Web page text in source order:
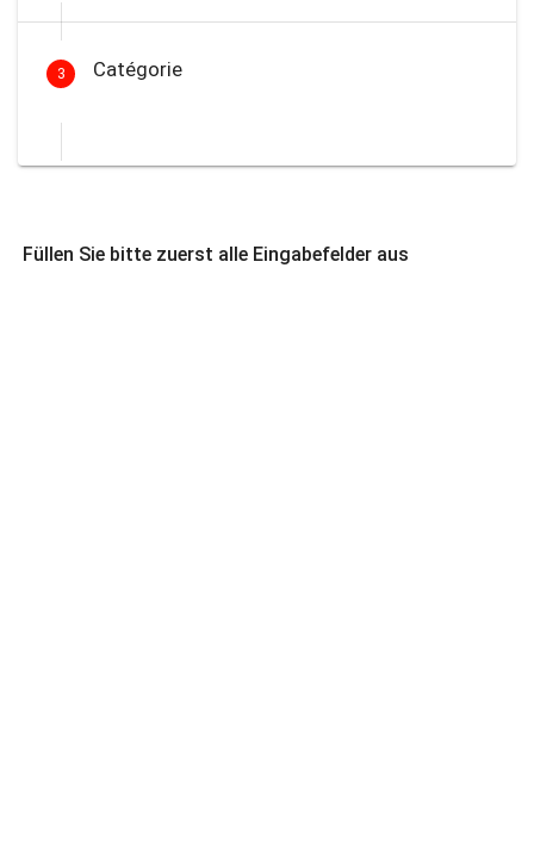
3 Catégorie
Füllen Sie bitte zuerst alle Eingabefelder aus